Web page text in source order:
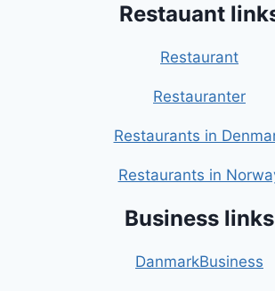
Restauant
Restaurant
Restauranter
Restaurants in
Restaurants in
Business links
DanmarkBusiness